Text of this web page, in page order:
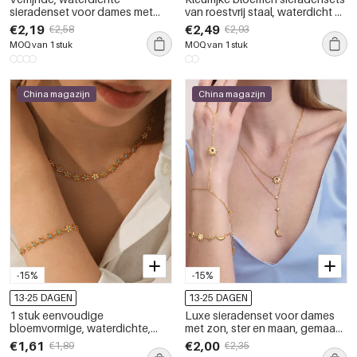
sieradenset voor dames met
bloemmotief, gemaakt van
roestvrij staal in goudkleur.
€2,19 €2,58
MOQ van 1 stuk
van roestvrij staal, waterdicht en
goudkleurig, voor dames
€2,49 €2,93
MOQ van 1 stuk
-15%
China magazijn
13-25 DAGEN
1 stuk eenvoudige
bloemvormige, waterdichte,
goudkleurige roestvrijstalen
sieradenset voor dames
€1,61 €1,89
-15%
China magazijn
13-25 DAGEN
Luxe sieradenset voor dames
met zon, ster en maan, gemaakt
van roestvrij staal in goudkleur,
waterdicht en
€2,00 €2,35